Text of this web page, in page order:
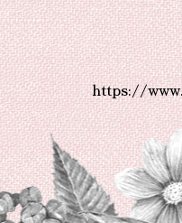
https://